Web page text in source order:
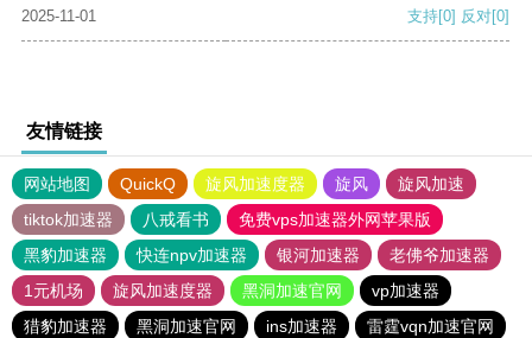
2025-11-01 支持[0] 反对[0]
友情链接
网站地图 QuickQ 旋风加速度器 旋风
旋风加速
tiktok加速器
八戒看书
免费vps加速器外网苹果版
黑豹加速器
快连npv加速器 银河加速器
老佛爷加速器
1元机场
旋风加速度器 黑洞加速官网
vp加速器
猎豹加速器
黑洞加速官网 ins加速器 雷霆vqn加速官网